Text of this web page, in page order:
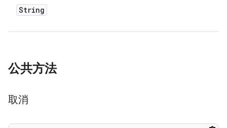
String
公共方法
取消